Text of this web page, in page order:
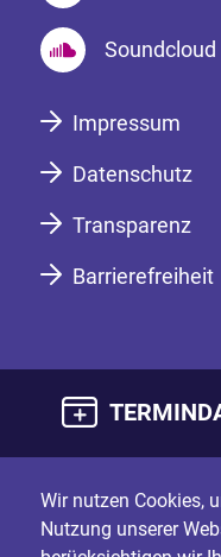
Soundcloud
Impressum
Datenschutz
Transparenz
Barrierefreiheit
Wir nutzen Cookies,
Nutzung unserer